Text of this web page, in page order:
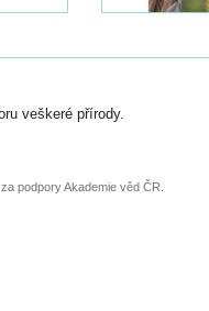
veškeré přírody.
podpory Akademie věd ČR.